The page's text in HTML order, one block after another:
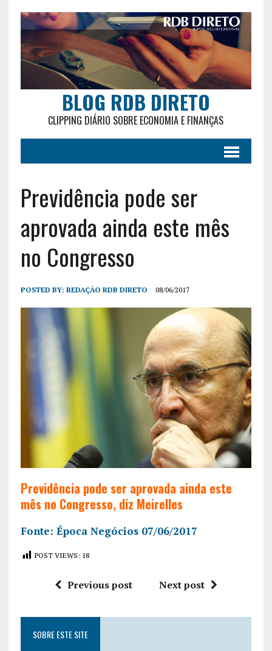
BLOG RDB DIRETO
CLIPPING DIÁRIO SOBRE ECONOMIA E FINANÇAS
Previdência pode ser
aprovada ainda este mês
no Congresso
POSTED BY: REDAÇÃO RDB DIRETO 08/06/2017
Previdência pode ser aprovada ainda este
mês no Congresso, diz Meirelles
Fonte: Época Negócios 07/06/2017
POST VIEWS: 18
Previous post Next post
SOBRE ESTE SITE